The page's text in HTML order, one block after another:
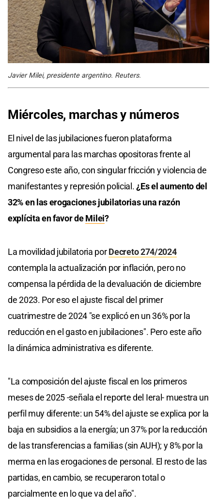
Javier Milei, presidente argentino. Reuters.
Miércoles, marchas y números
El nivel de las jubilaciones fueron plataforma
argumental para las marchas opositoras frente al
Congreso este año, con singular fricción y violencia de
manifestantes y represión policial.¿Es el aumento del
32% en las erogaciones jubilatorias una razón
explícita en favor deMilei?
La movilidad jubilatoria porDecreto 274/2024
contempla la actualización por inflación, pero no
compensa la pérdida de la devaluación de diciembre
de 2023. Por eso el ajuste fiscal del primer
cuatrimestre de 2024 "se explicó en un 36% por la
reducción en el gasto en jubilaciones". Pero este año
la dinámica administrativa es diferente.
"La composición del ajuste fiscal en los primeros
meses de 2025 -señala el reporte del Ieral- muestra un
perfil muy diferente: un 54% del ajuste se explica por la
baja en subsidios a la energía; un 37% por la reducción
de las transferencias a familias (sin AUH); y 8% por la
merma en las erogaciones de personal. El resto de las
partidas, en cambio, se recuperaron total o
parcialmente en lo que va del año".